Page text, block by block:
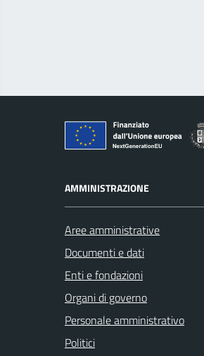
AMMINISTRAZIONE
Aree amministrative
Documenti e dati
Enti e fondazioni
Organi di governo
Personale amministrativo
Politici